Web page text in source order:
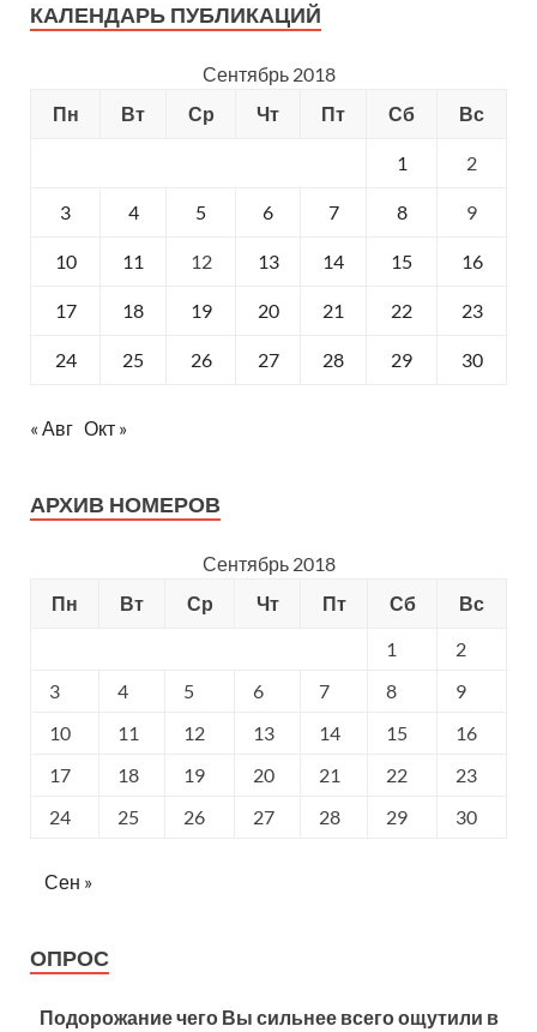
КАЛЕНДАРЬ ПУБЛИКАЦИЙ
Сентябрь 2018
Пн
Вт Ср Чт Пт Сб Вс
1 2
3 4 5 6 7 8 9
10 11 12 13 14 15 16
17 18 19 20 21 22 23
24 25 26 27 28 29 30
« Авг Окт »
АРХИВ НОМЕРОВ
Сентябрь 2018
Пн
Вт Ср Чт Пт Сб
Вс
1
2
3
4 5 6 7 8
9
10
11 12 13 14 15
16
17
18 19 20 21 22
23
24
25 26 27 28 29 30
Сен »
ОПРОС
Подорожание чего Вы сильнее всего ощутили в